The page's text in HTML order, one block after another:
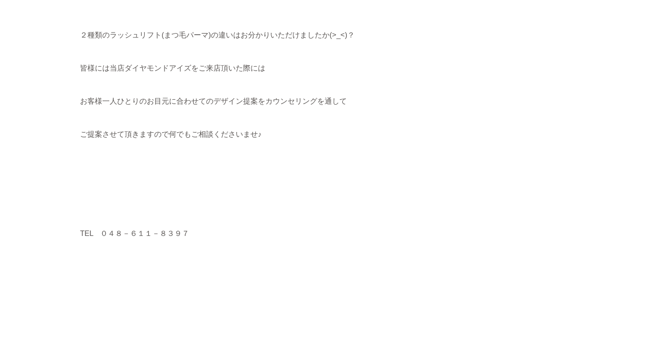
２種類のラッシュリフト(まつ毛パーマ)の違いはお分かりいただけましたか(>_<)？
皆様には当店ダイヤモンドアイズをご来店頂いた際には
お客様一人ひとりのお目元に合わせてのデザイン提案をカウンセリングを通して
ご提案させて頂きますので何でもご相談くださいませ♪
TEL ０４８－６１１－８３９７